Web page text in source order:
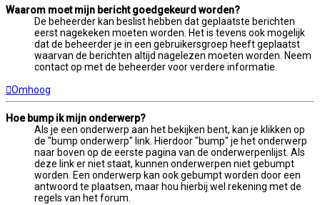
Waarom moet mijn bericht goedgekeurd worden?
De beheerder kan beslist hebben dat geplaatste berichten
eerst nagekeken moeten worden. Het is tevens ook mogelijk
dat de beheerder je in een gebruikersgroep heeft geplaatst
waarvan de berichten altijd nagelezen moeten worden. Neem
contact op met de beheerder voor verdere informatie.
Omhoog
Hoe bump ik mijn onderwerp?
Als je een onderwerp aan het bekijken bent, kan je klikken op
de "bump onderwerp" link. Hierdoor "bump" je het onderwerp
naar boven op de eerste pagina van de onderwerpenlijst. Als
deze link er niet staat, kunnen onderwerpen niet gebumpt
worden. Een onderwerp kan ook gebumpt worden door een
antwoord te plaatsen, maar hou hierbij wel rekening met de
regels van het forum.